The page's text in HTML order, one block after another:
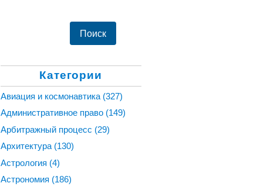
Категории
Авиация и космонавтика (327)
Административное право (149)
Арбитражный процесс (29)
Архитектура (130)
Астрология (4)
Астрономия (186)